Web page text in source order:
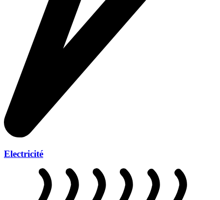
Electricité